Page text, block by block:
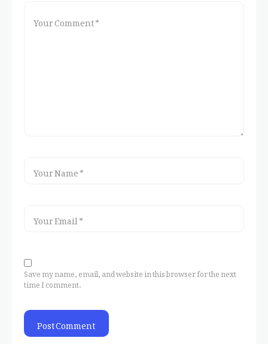
Save my name, email, and website in this browser for the next
time I comment.